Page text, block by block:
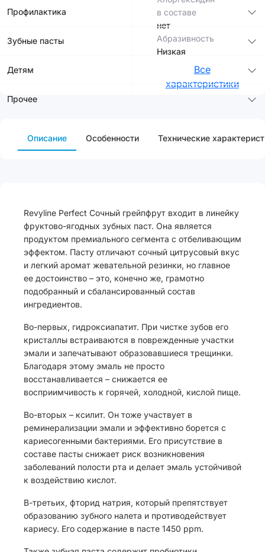
Профилактика
Зубные пасты
Детям
Прочее
в составе
нет
Абразивность
Низкая
Все
характеристики
Описание Особенности Технические
Revyline Perfect Сочный грейпфрут входит в линейку
фруктово-ягодных зубных паст. Она является
продуктом премиального сегмента с отбеливающим
эффектом. Пасту отличают сочный цитрусовый вкус
и легкий аромат жевательной резинки, но главное
ее достоинство – это, конечно же, грамотно
подобранный и сбалансированный состав
ингредиентов.
Во-первых, гидроксиапатит. При чистке зубов его
кристаллы встраиваются в поврежденные участки
эмали и запечатывают образовавшиеся трещинки.
Благодаря этому эмаль не просто
восстанавливается – снижается ее
восприимчивость к горячей, холодной, кислой пище.
Во-вторых – ксилит. Он тоже участвует в
реминерализации эмали и эффективно борется с
кариесогенными бактериями. Его присутствие в
составе пасты снижает риск возникновения
заболеваний полости рта и делает эмаль устойчивой
к воздействию кислот.
В-третьих, фторид натрия, который препятствует
образованию зубного налета и противодействует
кариесу. Его содержание в пасте 1450 ppm.